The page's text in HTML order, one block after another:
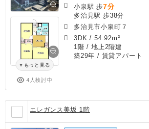
もっと見る
4人検討中
小泉駅 歩7分
多治見駅 歩38分
多治見市小泉町７
3DK / 54.92m²
1階 / 地上2階建
築29年 / 賃貸アパート
エレガンス美坂 1階